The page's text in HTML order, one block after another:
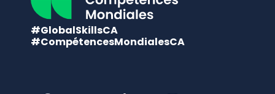
#GlobalSkillsCA
#CompétencesMondialesCA